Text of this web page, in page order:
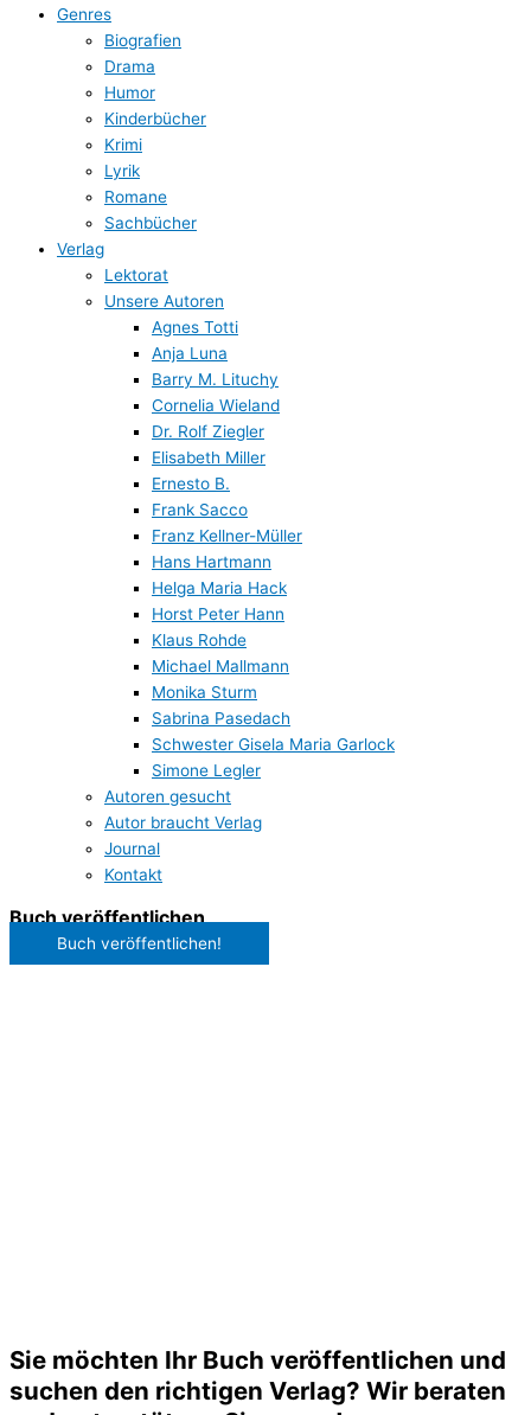
Genres
Biografien
Drama
Humor
Kinderbücher
Krimi
Lyrik
Romane
Sachbücher
Verlag
Lektorat
Unsere Autoren
Agnes Totti
Anja Luna
Barry M. Lituchy
Cornelia Wieland
Dr. Rolf Ziegler
Elisabeth Miller
Ernesto B.
Frank Sacco
Franz Kellner-Müller
Hans Hartmann
Helga Maria Hack
Horst Peter Hann
Klaus Rohde
Michael Mallmann
Monika Sturm
Sabrina Pasedach
Schwester Gisela Maria Garlock
Simone Legler
Autoren gesucht
Autor braucht Verlag
Journal
Kontakt
Buch veröffentlichen
Buch veröffentlichen!
Sie möchten Ihr Buch veröffentlichen und
suchen den richtigen Verlag? Wir beraten